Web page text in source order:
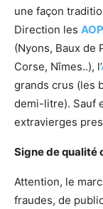
une façon
Direction les AOP
(Nyons, Baux
Corse, Nîmes..), l’
grands crus (les
demi-litre). Sauf
extravierges
Signe de qualité
Attention, le
fraudes, de